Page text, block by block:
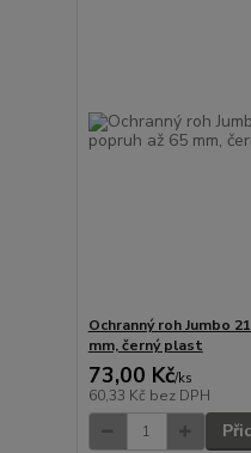
Ochranný roh Jumbo
mm, černý plast
73,00 Kč/ks
60,33 Kč bez DPH